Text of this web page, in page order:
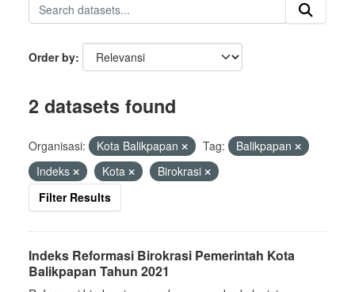
Order by
2 datasets found
Organisasi: Kota Balikpapan Tag:
Balikpapan
Indeks
Kota
Birokrasi
Filter Results
Indeks Reformasi Birokrasi Pemerintah Kota
Balikpapan Tahun 2021